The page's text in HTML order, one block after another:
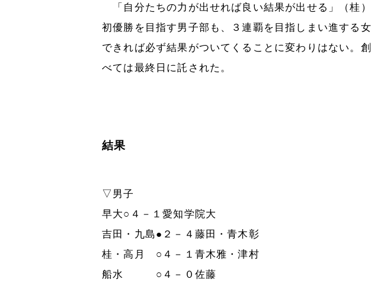
「自分たちの力が出せれば良い結果が出せる」（桂
初優勝を目指す男子部も、３連覇を目指しまい進する
できれば必ず結果がついてくることに変わりはない。
べては最終日に託された。
結果
▽男子
早大○４－１愛知学院大
吉田・九島●２－４藤田・青木彰
桂・高月 ○４－１青木雅・津村
船水 ○４－０佐藤